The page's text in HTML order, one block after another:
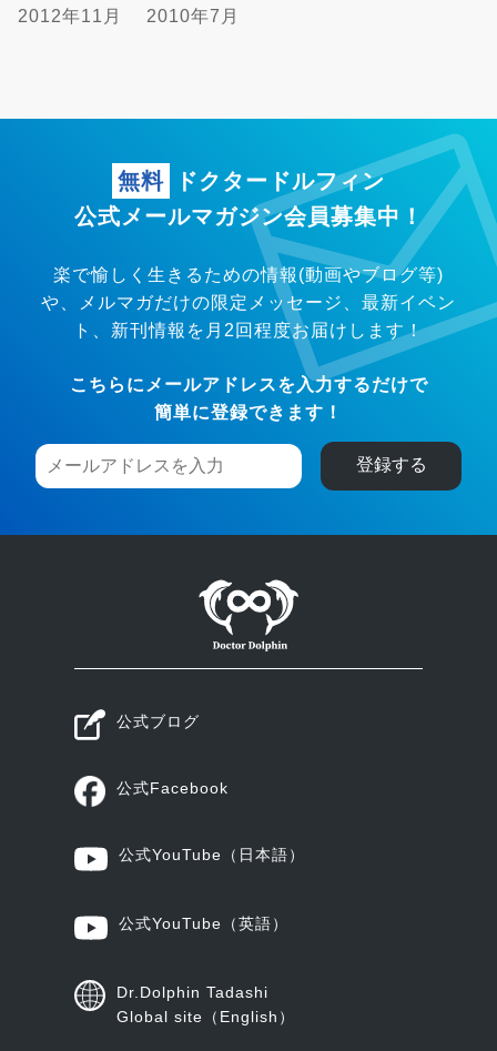
2012年11月
2010年7月
無料
ドクタードルフィン
公式メールマガジン会員募集中！
楽で愉しく生きるための情報(動画やブログ等)
や、メルマガだけの限定メッセージ、 最新イベン
ト、新刊情報を月2回程度お届けします！
こちらにメールアドレスを入力するだけで
簡単に登録できます！
公式ブログ
公式Facebook
公式YouTube （日本語）
公式YouTube （英語）
Dr.Dolphin Tadashi
Global site（English）